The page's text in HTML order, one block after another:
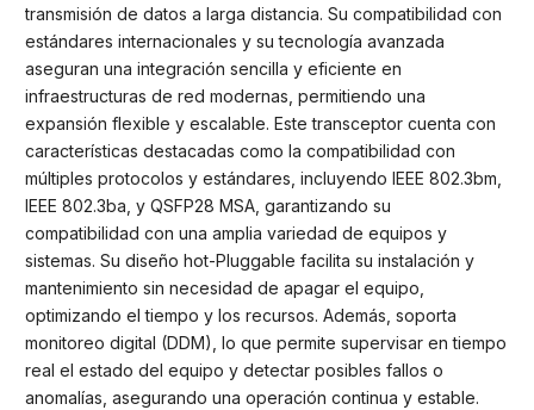
transmisión de datos a larga distancia. Su compatibilidad con
estándares internacionales y su tecnología avanzada
aseguran una integración sencilla y eficiente en
infraestructuras de red modernas, permitiendo una
expansión flexible y escalable. Este transceptor cuenta con
características destacadas como la compatibilidad con
múltiples protocolos y estándares, incluyendo IEEE 802.3bm,
IEEE 802.3ba, y QSFP28 MSA, garantizando su
compatibilidad con una amplia variedad de equipos y
sistemas. Su diseño hot-Pluggable facilita su instalación y
mantenimiento sin necesidad de apagar el equipo,
optimizando el tiempo y los recursos. Además, soporta
monitoreo digital (DDM), lo que permite supervisar en tiempo
real el estado del equipo y detectar posibles fallos o
anomalías, asegurando una operación continua y estable.